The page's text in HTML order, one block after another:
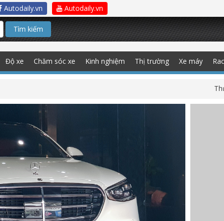
Autodaily.vn Autodaily.vn
Tìm kiếm
Độ xe Chăm sóc xe Kinh nghiệm Thị trường Xe máy